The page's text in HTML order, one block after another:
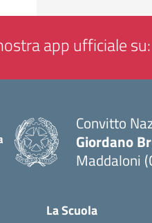
app ufficiale su:
Convitto
Giordano
Maddaloni
La Scuola